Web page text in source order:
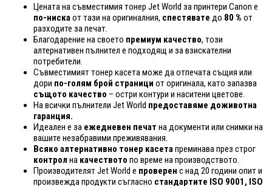
Цената на съвместимия тонер Jet World за принтери Canon е
по-нискаот тази на оригиналния, спестявате до 80 % от
разходите за печат.
Благодарение на своето премиум качество, този
алтернативен пълнител е подходящ и за взискателни
потребители.
Съвместимият тонер касета може да отпечата същия или
дори по-голям брой страници от оригинала, като запазва
същото качество – остри контури и наситени цветове.
На всички пълнители Jet World предоставяме доживотна
гаранция.
Идеален е за ежедневен печат на документи или снимки на
вашите незабравими преживявания.
Всяко алтернативно тонер касетапреминава през строг
контрол на качеството по време на производството.
Производителят Jet World е проверен с над 20 години опит и
произвежда продукти съгласно стандартите ISO 9001, ISO